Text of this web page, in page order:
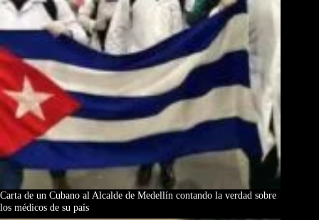
Carta de un Cubano al Alcalde de Medellín contando la verdad sobre
los médicos de su país